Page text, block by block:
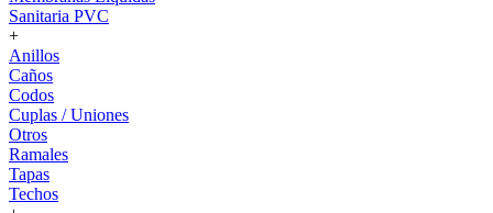
Sanitaria PVC
+
Anillos
Caños
Codos
Cuplas / Uniones
Otros
Ramales
Tapas
Techos